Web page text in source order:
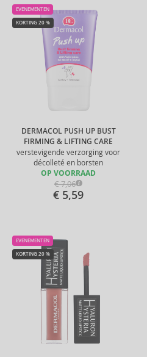
DERMACOL PUSH UP BUST
FIRMING & LIFTING CARE
verstevigende verzorging voor
décolleté en borsten
EVENEMENTEN
KORTING 20 %
OP VOORRAAD
€ 7,06
€ 5,59
EVENEMENTEN
KORTING 20 %